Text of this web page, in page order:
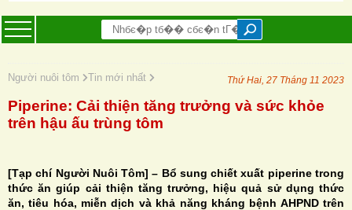
Người nuôi tôm Tin mới nhất Thứ Hai, 27 Tháng 11 2023
Piperine: Cải thiện tăng trưởng và sức khỏe
trên hậu ấu trùng tôm
[Tạp chí Người Nuôi Tôm] – Bổ sung chiết xuất piperine trong
thức ăn giúp cải thiện tăng trưởng, hiệu quả sử dụng thức
ăn, tiêu hóa, miễn dịch và khả năng kháng bệnh AHPND trên